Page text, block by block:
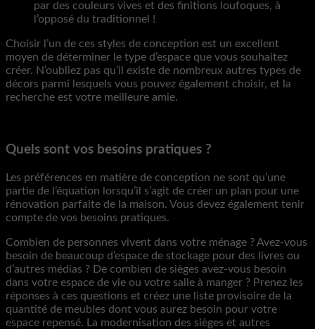
par des couleurs vives et des finitions loufoques, à
l’opposé du traditionnel !
Choisir l’un de ces styles de conception est un excellent
moyen de déterminer le type d’espace que vous souhaitez
créer. N’oubliez pas qu’il existe de nombreux autres types de
décors parmi lesquels vous pouvez également choisir, et la
recherche est votre meilleure amie.
Quels sont vos besoins pratiques ?
Les préférences en matière de conception ne sont qu’une
partie de l’équation lorsqu’il s’agit de créer un plan pour une
rénovation parfaite de la maison. Vous devez également tenir
compte de vos besoins pratiques.
Combien de personnes vivent dans votre ménage ? Avez-vous
besoin de beaucoup d’espace de stockage pour des livres ou
d’autres médias ? De combien de sièges avez-vous besoin
dans votre espace de vie ou votre salle à manger ? Prenez les
réponses à ces questions et créez une liste provisoire de la
quantité de meubles dont vous aurez besoin pour votre
espace repensé. La modernisation des sièges et autres